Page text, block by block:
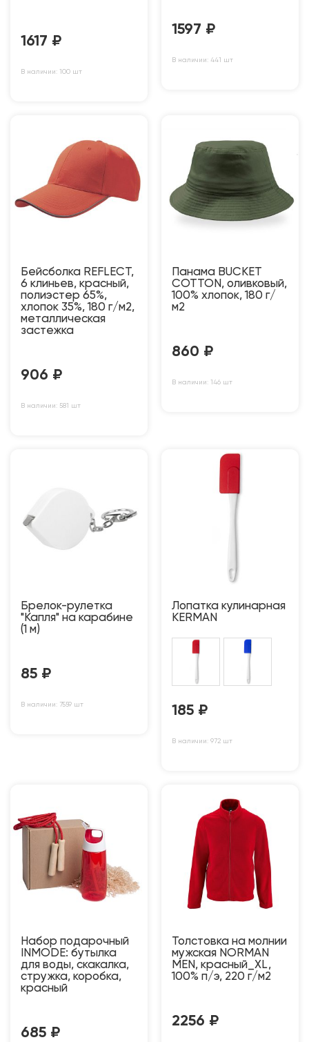
1617 ₽
В наличии: 100 шт
1597 ₽
В наличии: 441 шт
Бейсболка REFLECT,
6 клиньев, красный,
полиэстер 65%,
хлопок 35%, 180 г/м2,
металлическая
застежка
906 ₽
В наличии: 581 шт
Панама BUCKET
COTTON, оливковый,
100% хлопок, 180 г/
м2
860 ₽
В наличии: 146 шт
Брелок-рулетка
"Капля" на карабине
(1 м)
85 ₽
В наличии: 7559 шт
Лопатка кулинарная
KERMAN
185 ₽
В наличии: 972 шт
Набор подарочный
INMODE: бутылка
для воды, скакалка,
стружка, коробка,
красный
685 ₽
Толстовка на молнии
мужская NORMAN
MEN, красный_XL,
100% п/э, 220 г/м2
2256 ₽